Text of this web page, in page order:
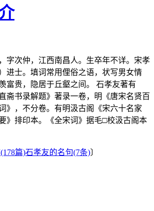
字次仲，江西南昌人。生卒年不详。宋孝
进士。填词常用俚俗之语，状写男女情
富贵，隐居于丘壑之间。 石孝友著有
斋书录解题》著录一卷，明《唐宋名贤百
》，不分卷。有明汲古阁《宋六十名家
》排印本。《全宋词》据毛□校汲古阁本
篇)石孝友的名句(7条)〕